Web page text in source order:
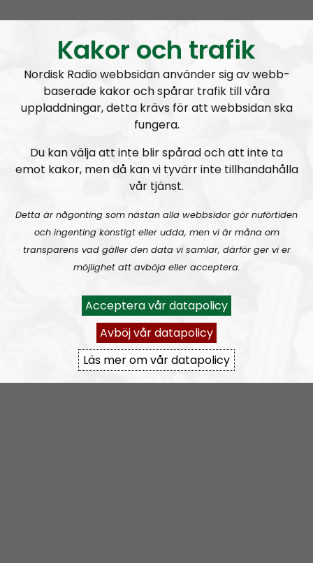
Prenumerera på Mer än ord medRSS
https://nordiskradio.se/?format=mp3-
rss&show=mer-n-ord
MÄO#325:Pride och Classic Car Week
MÄO#324Lilla Mer än ord – Nordendagarna & dans i skogen
Kakor och trafik
Nordisk Radio webbsidan använder sig av webb-
baserade kakor och spårar trafik till våra
uppladdningar, detta krävs för att webbsidan ska
fungera.
Du kan välja att inte blir spårad och att inte ta
emot kakor, men då kan vi tyvärr inte tillhandahålla
vår tjänst.
Detta är någonting som nästan alla webbsidor gör nuförtiden
och ingenting konstigt eller udda, men vi är måna om
transparens vad gäller den data vi samlar, därför ger vi er
möjlighet att avböja eller acceptera.
Acceptera vår datapolicy
Avböj vår datapolicy
Läs mer om vår datapolicy